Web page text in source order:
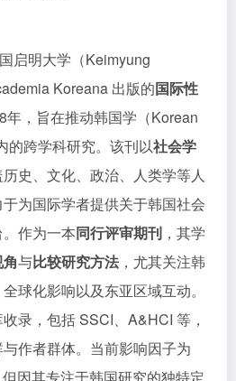
启明大学（Keimyung
Koreana 出版的国际性
年，旨在推动韩国学（Korean
的跨学科研究。该刊以社会学
史、文化、政治、人类学等人
为国际学者提供关于韩国社会
作为一本同行评审期刊 ，其学
与比较研究方法 ，尤其关注韩
球化影响以及东亚区域互动。
录，包括 SSCI、A&HCI 等，
作者群体。当前影响因子为